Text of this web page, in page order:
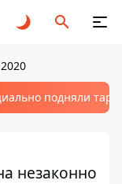
подняли
незаконно